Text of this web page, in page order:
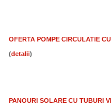
OFERTA POMPE CIRCULATIE
( )
PANOURI SOLARE CU TUBURI